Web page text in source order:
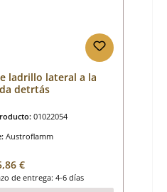
ladrillo lateral a la
detrtás
01022054
Austroflamm
normal:
€
de entrega: 4-6 días